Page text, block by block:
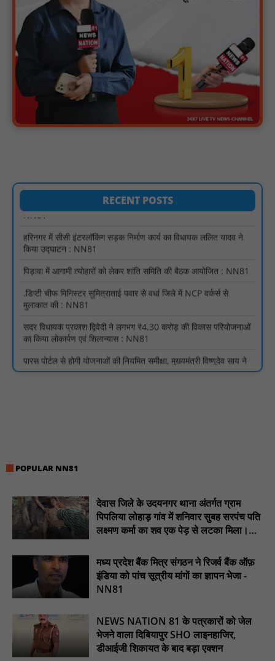
RECENT POSTS
सोलर हाई मास्ट से रोशन हो रहे वनांचल के गांव, नियद नेल्लानार ग्रामों में बढ़ी
सुरक्षा और सुविधा : NN81
सरस्वती साइकिल योजना के तहत 18 छात्राओं को साइकिल वितरण, 'एक पेड़
माँ के नाम' अभियान में हुआ वृक्षारोपण : NN81
रेजिडेंट डॉक्टरों का शांतिपूर्ण आंदोलन जारी, सभी रेजिडेंट्स का लंबित वेतन
जारी होने तक संघर्ष रहेगा : NN81
टिमरनी नगर व आसपास के ग्रामीण क्षेत्रों के स्कूल वाहन चालकों ने
तहसीलदार को सौंपा ज्ञापन, आज हड़ताल पर रहे सभी वाहन चालक : NN81
हरिनगर में सीसी इंटरलॉकिंग सड़क निर्माण कार्य का विधायक ललित यादव ने
पिड़ावा में आगामी त्योहारों को लेकर शांति समिति की बैठक आयोजित : NN81
.डिप्टी चीफ मिनिस्टर सुमित्राताई पवार से वर्धा जिले में NCP वर्कर्स से
सदर विधायक प्रकाश द्विवेदी ने लगभग ₹4.30 करोड़ की विकास परियोजनाओं
का किया लोकार्पण एवं शिलान्यास : NN81
दिए समयबद्ध क्रियान्वयन के निर्देश : NN81
सोलर हाई मास्ट से रोशन हो रहे वनांचल के गांव, नियद नेल्लानार ग्रामों में बढ़ी
सुरक्षा और सुविधा : NN81
तहसीलदार को सौंपा ज्ञापन, आज हड़ताल पर रहे सभी वाहन चालक : NN81
अभियान के बदलावों और तकनीकी प्रबंधन की दी गई विस्तृत जानकारी :
NN81
हरिनगर में सीसी इंटरलॉकिंग सड़क निर्माण कार्य का विधायक ललित यादव ने
पिड़ावा में आगामी त्योहारों को लेकर शांति समिति की बैठक आयोजित : NN81
.डिप्टी चीफ मिनिस्टर सुमित्राताई पवार से वर्धा जिले में NCP वर्कर्स से
मुलाकात की : NN81
सदर विधायक प्रकाश द्विवेदी ने लगभग ₹4.30 करोड़ की विकास परियोजनाओं
का किया लोकार्पण एवं शिलान्यास : NN81
POPULAR NN81
देवास जिले के उदयनगर थाना अंतर्गत ग्राम
पिपलिया लोहाड़ गांव में शनिवार सुबह सरपंच पति
लक्ष्मण कर्मा का शव एक पेड़ से लटका मिला।
मध्य प्रदेश बैंक मित्र संगठन ने रिजर्व बैंक ऑफ़
इंडिया को पांच सूत्रीय मांगों का ज्ञापन भेजा -
NN81
NEWS NATION 81 के पत्रकारों को जेल
भेजने वाला दिबियापुर SHO लाइनहाजिर,
डीआईजी शिकायत के बाद बड़ा एक्शन